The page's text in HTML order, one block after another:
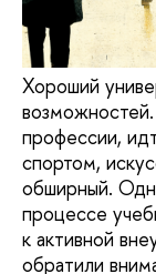
Хороший
профессии,
спортом,
обширный.
процессе
к активной
обратили